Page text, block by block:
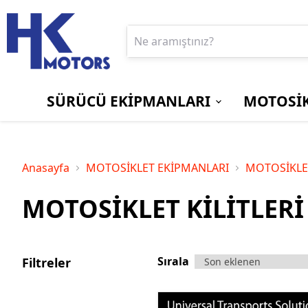
SÜRÜCÜ EKİPMANLARI
SÜRÜCÜ
YAĞMURLUKLAR
KORUYUCU
KİLİTLERİ
Anasayfa MOTOSİKLET EKİPMANLARI
MOTOSİKLET KİLİTLERİ
Filtreler Sırala